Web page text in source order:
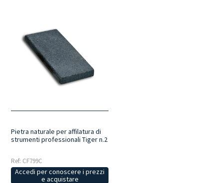
Pietra naturale per affilatura di
strumenti professionali Tiger n.2
Ref: CF799C
Accedi per conoscere i prezzi
e acquistare